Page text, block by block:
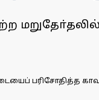
பரிசோதித்த